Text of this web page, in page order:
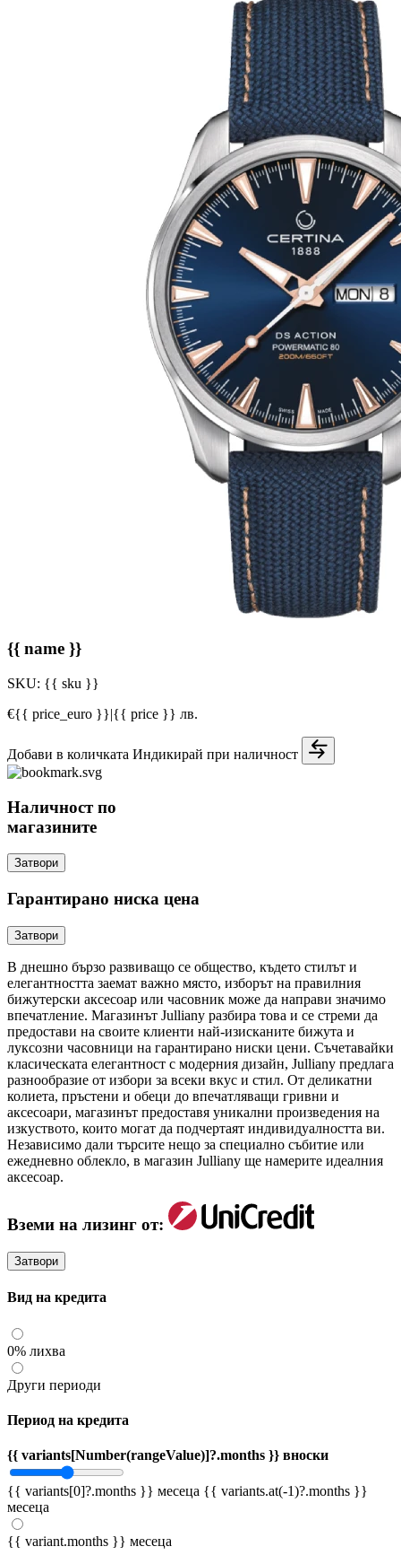
{{ name }}
SKU: {{ sku }}
€{{ price_euro }}|{{ price }} лв.
Добави в количката Индикирай при наличност
Наличност по
магазините
Затвори
Гарантирано ниска цена
Затвори
В днешно бързо развиващо се общество, където стилът и
елегантността заемат важно място, изборът на правилния
бижутерски аксесоар или часовник може да направи значимо
впечатление. Магазинът Julliany разбира това и се стреми да
предостави на своите клиенти най-изисканите бижута и
луксозни часовници на гарантирано ниски цени. Съчетавайки
класическата елегантност с модерния дизайн, Julliany предлага
разнообразие от избори за всеки вкус и стил. От деликатни
колиета, пръстени и обеци до впечатляващи гривни и
аксесоари, магазинът предоставя уникални произведения на
изкуството, които могат да подчертаят индивидуалността ви.
Независимо дали търсите нещо за специално събитие или
ежедневно облекло, в магазин Julliany ще намерите идеалния
аксесоар.
Вземи на лизинг от:
Затвори
Вид на кредита
0% лихва
Други периоди
Период на кредита
{{ variants[Number(rangeValue)]?.months }} вноски
{{ variants[0]?.months }} месеца {{ variants.at(-1)?.months }}
месеца
{{ variant.months }} месеца